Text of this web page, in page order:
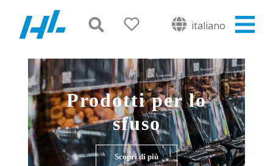
italiano
Prodotti per lo
sfuso
Scopri di più